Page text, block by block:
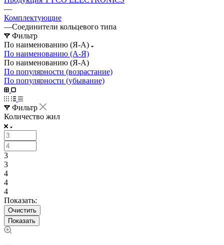
—
Комплектующие
—Соединители кольцевого типа
Фильтр
По наименованию (Я-А)
По наименованию (А-Я)
По наименованию (Я-А)
По популярности (возрастание)
По популярности (убывание)
Фильтр
Количество жил
3
3
4
4
4
Показать:
Очистить